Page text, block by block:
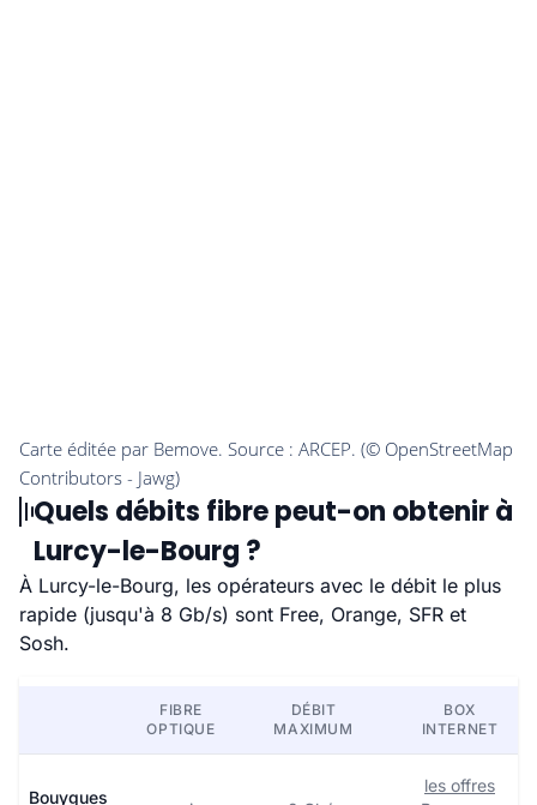
Quels débits fibre peut-on obtenir à
Lurcy-le-Bourg ?
À Lurcy-le-Bourg, les opérateurs avec le débit le plus
rapide (jusqu'à 8 Gb/s) sont Free, Orange, SFR et
Sosh.
FIBRE
OPTIQUE
DÉBIT
MAXIMUM
BOX
INTERNET
Bouygues
les offres